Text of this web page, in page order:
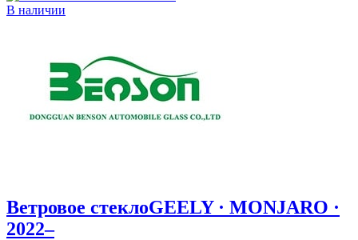
В наличии
Ветровое стеклоGEELY · MONJARO ·
2022–